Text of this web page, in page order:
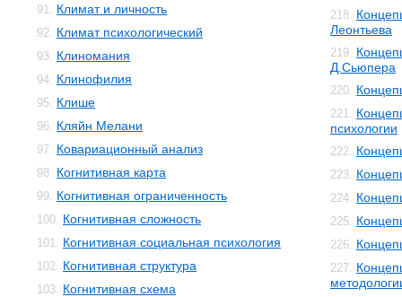
91. Климат и личность
92. Климат психологический
93. Клиномания
94. Клинофилия
95. Клише
96. Кляйн Мелани
97. Ковариационный анализ
98. Когнитивная карта
99. Когнитивная ограниченность
100. Когнитивная сложность
101. Когнитивная социальная психология
102. Когнитивная структура
103. Когнитивная схема
218.
Леонтьева
219.
Д.Сьюпера
220.
221.
психологии
222.
223.
224.
225.
226.
227.